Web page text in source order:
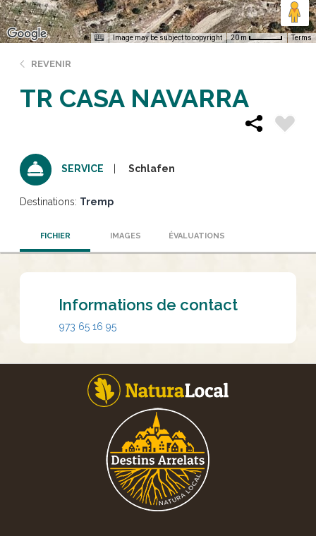
Image may be subject to copyright 20 m Terms
REVENIR
TR CASA NAVARRA
SERVICE Schlafen
Destinations: Tremp
FICHIER IMAGES ÉVALUATIONS
Informations de contact
973 65 16 95